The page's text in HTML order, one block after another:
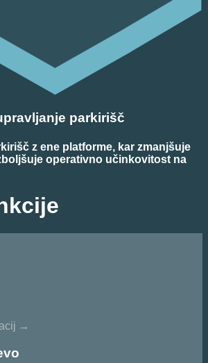
parkirišč
z ene platforme, kar zmanjšuje
operativno učinkovitost na
→